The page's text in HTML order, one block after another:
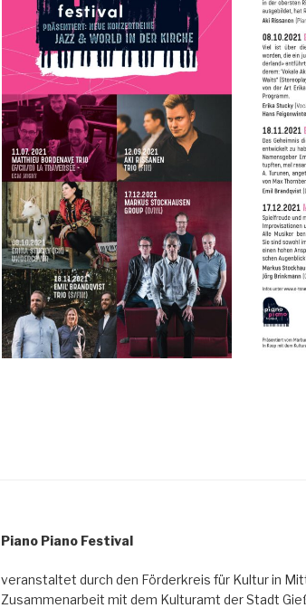
Piano Piano Festival
veranstaltet durch den Förderkreis für Kultur in
Zusammenarbeit mit dem Kulturamt der Stadt